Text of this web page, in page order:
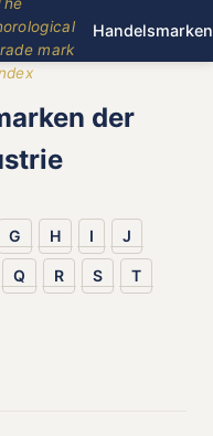
mark
Handelsmarken
der
G H I J
Q R S T